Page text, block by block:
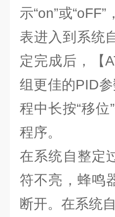
示“on”或
表进入到系统
定完成后，【
组更佳的PID
程中长按“移
程序。
在系统自整定
符不亮，蜂鸣
断开。在系统